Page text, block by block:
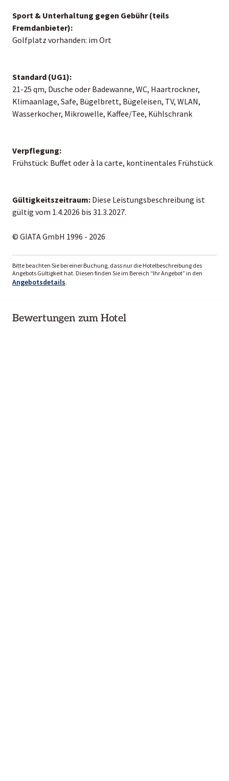
Sport & Unterhaltung gegen Gebühr (teils
Fremdanbieter):
Golfplatz vorhanden: im Ort
Standard (UG1):
21-25 qm, Dusche oder Badewanne, WC, Haartrockner,
Klimaanlage, Safe, Bügelbrett, Bügeleisen, TV, WLAN,
Wasserkocher, Mikrowelle, Kaffee/Tee, Kühlschrank
Verpflegung:
Frühstück: Buffet oder à la carte, kontinentales Frühstück
Gültigkeitszeitraum: Diese Leistungsbeschreibung ist
gültig vom 1.4.2026 bis 31.3.2027.
© GIATA GmbH 1996 - 2026
Bitte beachten Sie bei einer Buchung, dass nur die Hotelbeschreibung des
Angebots Gültigkeit hat. Diesen finden Sie im Bereich “Ihr Angebot” in den
Angebotsdetails.
Bewertungen zum Hotel